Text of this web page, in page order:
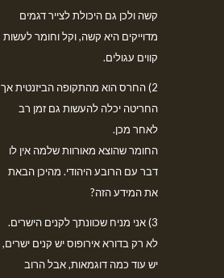
קשה ולכן גם היכולת לצייר דגמים
מדוייקים היא קשה, וקל וחומר לעשות
קווים עגולים.
2) החרס הוא מהתקופה הביזנטית אך
החריטה יכלה להעשות גם זמן רב
לאחר מכן.
החומר שהוצא מאורוות שלמה אין לו
דבר עם הרובע היהודי. מהיכן הבאת
את המידע הזה?
3) אני מניח שכוונתך לקנים הישרים.
לא רק בדורא אירופוס יש קנים ישרים,
יש עוד כמה דוגמאות, אבל הרוב